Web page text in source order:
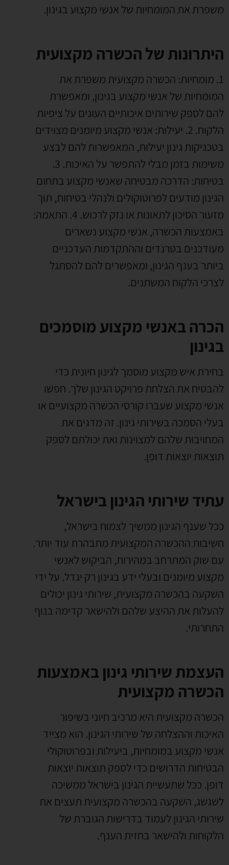
משפרת את המומחיות של אנשי מקצוע בגינון.
היתרונות של הכשרה מקצועית
1. מומחיות: הכשרה מקצועית משפרת את
המומחיות של אנשי מקצוע בגינון, ומאפשרת
להם לספק שירותים איכותיים העונים על ציפיות
הלקוח. 2. יעילות: אנשי מקצוע מיומנים מצוידים
בטכניקות גינון יעילות, המאפשרות להם לבצע
משימות בזמן מבלי להתפשר על האיכות. 3.
בטיחות: הדרכה מבטיחה שאנשי מקצוע בתחום
הגינון מודעים לפרוטוקולים ולנהלי בטיחות, תוך
מזעור הסיכון לתאונות או נזק לרכוש. 4. התאמה:
באמצעות הכשרה, אנשי מקצוע נשארים
מעודכנים בטרנדים וההתקדמות העדכניים
ביותר בענף הגינון, ומאפשרים להם להסתגל
לצרכי הלקוח המשתנים.
הכרה באנשי מקצוע מוסמכים
בגינון
בחירת איש מקצוע מוסמך לגינון חיונית כדי
להבטיח את הצלחת פרויקט הגינון שלך. חפשו
אנשי מקצוע שעברו קורסי הכשרה מקצועיים או
בעלי הסמכה בשירותי גינון. זה מדגים את
המחויבות שלהם למצוינות ואת יכולתם לספק
תוצאות יוצאות דופן.
עתיד שירותי הגינון בישראל
ככל שענף הגינון ממשיך לצמוח בישראל,
חשיבות ההכשרה המקצועית מתבהרת עוד יותר.
עם שוק המתרחב במהירות, הביקוש לאנשי
מקצוע מיומנים ובעלי ידע בגינון רק יגדל. על ידי
השקעה בהכשרה מקצועית, שירותי גינון יכולים
להעלות את ההיצע שלהם ולהישאר קדימה בנוף
התחרותי.
העצמת שירותי גינון באמצעות
הכשרה מקצועית
הכשרה מקצועית היא מרכיב חיוני בשיפור
האיכות וההצלחה של שירותי הגינון. הוא מצייד
אנשי מקצוע במומחיות, ביעילות ובפרוטוקולי
הבטיחות הדרושים כדי לספק תוצאות יוצאות
דופן. ככל שתעשיית הגינון בישראל ממשיכה
לשגשג, השקעה בהכשרה מקצועית תעצים את
שירותי הגינון לעמוד בדרישות הגוברת של
הלקוחות ולהישאר בחזית הענף.